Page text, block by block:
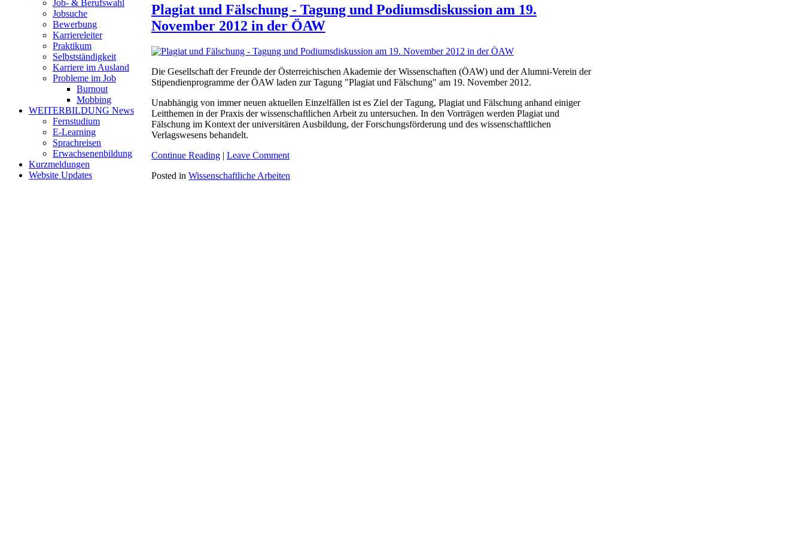
Plagiat und Fälschung - Tagung und Podiumsdiskussion am 19.
November 2012 in der ÖAW
Die Gesellschaft der Freunde der Österreichischen Akademie der Wissenschaften (ÖAW) und der Alumni-Verein der
Stipendienprogramme der ÖAW laden zur Tagung "Plagiat und Fälschung" am 19. November 2012.
Unabhängig von immer neuen aktuellen Einzelfällen ist es Ziel der Tagung, Plagiat und Fälschung anhand einiger
Leitthemen in der Praxis der wissenschaftlichen Arbeit zu untersuchen. In den Vorträgen werden Plagiat und
Fälschung im Kontext der universitären Ausbildung, der Forschungsförderung und des wissenschaftlichen
Verlagswesens behandelt.
Continue Reading | Leave Comment
Posted in Wissenschaftliche Arbeiten
Job- & Berufswahl
Jobsuche
Bewerbung
Karriereleiter
Praktikum
Selbstständigkeit
Karriere im Ausland
Probleme im Job
Burnout
Mobbing
WEITERBILDUNG News
Fernstudium
E-Learning
Sprachreisen
Erwachsenenbildung
Kurzmeldungen
Website Updates